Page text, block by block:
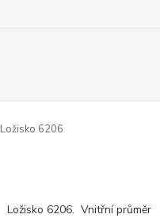
Ložisko 6206
Ložisko 6206. Vnitřní